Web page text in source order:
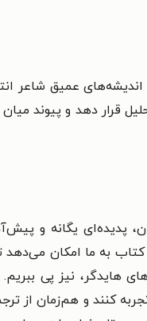
عمیق شاعر
قرار دهد و پیوند
پدیده‌ای یگانه و
به ما امکان می‌دهد
هایدگر، نیز پی
کنند و هم‌زمان از